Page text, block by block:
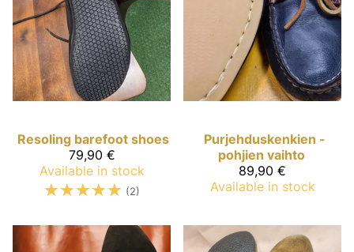
Resoling barefoot shoes
79,90 €
Available in stock
☆☆☆☆☆ (2)
Purjehduskenkien -
pohjien vaihto
89,90 €
Available in stock